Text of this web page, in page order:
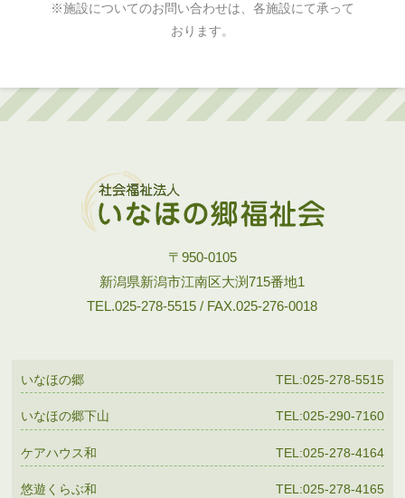
※施設についてのお問い合わせは、各施設にて承って
おります。
〒950-0105
新潟県新潟市江南区大渕715番地1
TEL.025-278-5515 / FAX.025-276-0018
いなほの郷 TEL:025-278-5515
いなほの郷下山 TEL:025-290-7160
ケアハウス和 TEL:025-278-4164
悠遊くらぶ和 TEL:025-278-4165